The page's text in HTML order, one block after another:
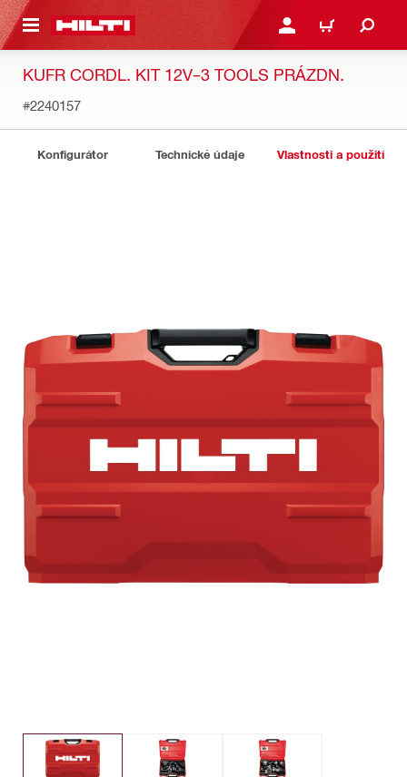
HLAVNÍ OBSAH PŘIHLÁSIT NEBO
KOŠÍK
KUFR CORDL. KIT 12V–3 TOOLS PRÁZDN.
#2240157
Konfigurátor Technické údaje Vlastnosti a použití